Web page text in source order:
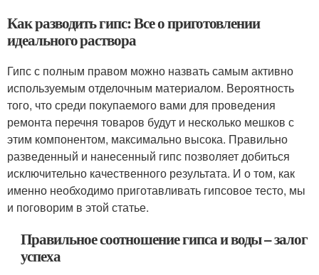
Как разводить гипс: Все о приготовлении
идеального раствора
Гипс с полным правом можно назвать самым активно
используемым отделочным материалом. Вероятность
того, что среди покупаемого вами для проведения
ремонта перечня товаров будут и несколько мешков с
этим компонентом, максимально высока. Правильно
разведенный и нанесенный гипс позволяет добиться
исключительно качественного результата. И о том, как
именно необходимо приготавливать гипсовое тесто, мы
и поговорим в этой статье.
Правильное соотношение гипса и воды – залог
успеха